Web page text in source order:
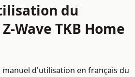
du
Wave TKB Home
d'utilisation en français du